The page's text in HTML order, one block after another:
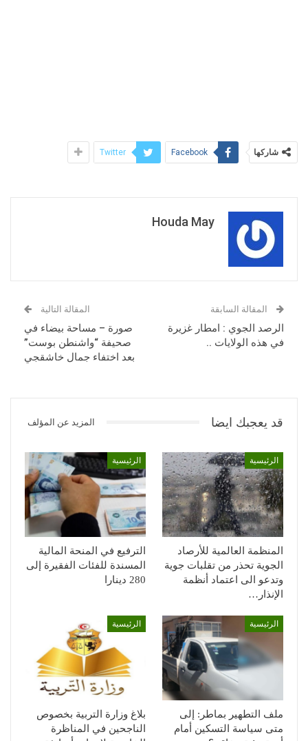
شاركها Facebook
Twitter
Houda May
المقالة السابقة
الرصد الجوي : امطار غزيرة
في هذه الولايات ..
المقالة التالية
صورة – مساحة بيضاء في
صحيفة “واشنطن بوست”
بعد اختفاء جمال خاشقجي
قد يعجبك ايضا المزيد عن المؤلف
الرئيسية
المنظمة العالمية للأرصاد
الجوية تحذر من تقلبات جوية
وتدعو الى اعتماد أنظمة
الإنذار…
الرئيسية
الترفيع في المنحة المالية
المسندة للفئات الفقيرة إلى
280 دينارا
الرئيسية
ملف التطهير بماطر: إلى
متى سياسة التسكين أمام
الرئيسية
بلاغ وزارة التربية بخصوص
الناجحين في المناظرة